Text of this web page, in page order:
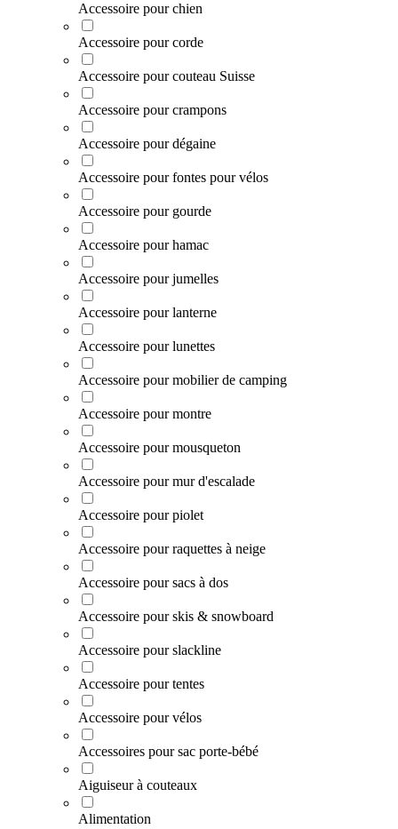
Accessoire pour chien
Accessoire pour corde
Accessoire pour couteau Suisse
Accessoire pour crampons
Accessoire pour dégaine
Accessoire pour fontes pour vélos
Accessoire pour gourde
Accessoire pour hamac
Accessoire pour jumelles
Accessoire pour lanterne
Accessoire pour lunettes
Accessoire pour mobilier de camping
Accessoire pour montre
Accessoire pour mousqueton
Accessoire pour mur d'escalade
Accessoire pour piolet
Accessoire pour raquettes à neige
Accessoire pour sacs à dos
Accessoire pour skis & snowboard
Accessoire pour slackline
Accessoire pour tentes
Accessoire pour vélos
Accessoires pour sac porte-bébé
Aiguiseur à couteaux
Alimentation